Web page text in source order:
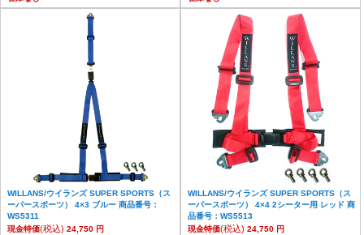
WILLANS/ウイランズ SUPER SPORTS（ス
ーパースポーツ） 4×3 ブルー 商品番号：
WS5311
現金特価(税込) 24,750 円
WILLANS/ウイランズ SUPER SPORTS（ス
ーパースポーツ） 4×4 2シーター用 レッド 商
品番号：WS5513
現金特価(税込) 24,750 円